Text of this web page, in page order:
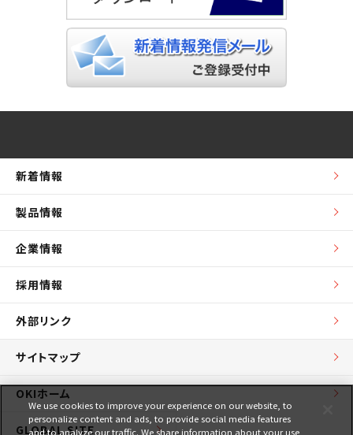
新着情報
製品情報
企業情報
採用情報
外部リンク
サイトマップ
OKIホーム
GLOBAL SITE
We use cookies to improve your experience on our website, to
personalize content and ads, to provide social media features
and to analyze our traffic. We share information about your use